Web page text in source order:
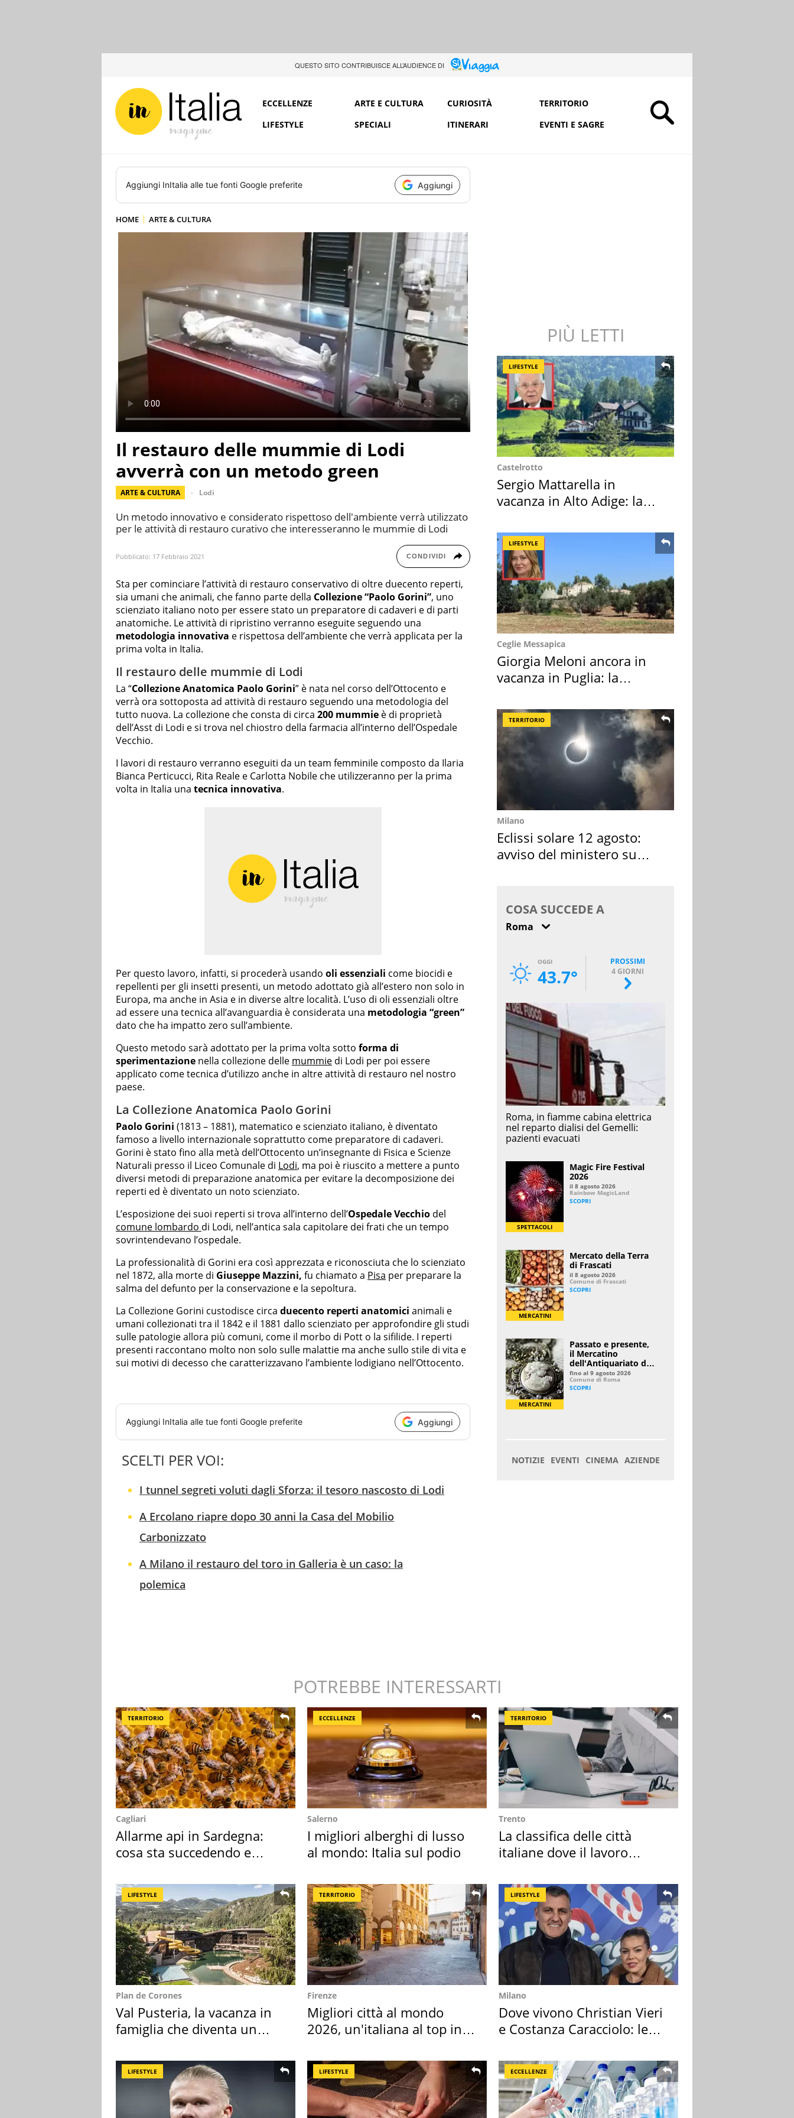
QUESTO SITO CONTRIBUISCE ALL’AUDIENCE DI
ECCELLENZE ARTE E CULTURA CURIOSITÀ
TERRITORIO
LIFESTYLE
SPECIALI ITINERARI EVENTI E SAGRE
Aggiungi InItalia alle tue fonti Google preferite Aggiungi
HOME ARTE & CULTURA
Il restauro delle mummie di Lodi
avverrà con un metodo green
ARTE & CULTURA Lodi
Un metodo innovativo e considerato rispettoso dell'ambiente verrà utilizzato
per le attività di restauro curativo che interesseranno le mummie di Lodi
Pubblicato: 17 Febbraio 2021 CONDIVIDI
Sta per cominciare l’attività di restauro conservativo di oltre duecento reperti,
sia umani che animali, che fanno parte della Collezione “Paolo Gorini”, uno
scienziato italiano noto per essere stato un preparatore di cadaveri e di parti
anatomiche. Le attività di ripristino verranno eseguite seguendo una
metodologia innovativa e rispettosa dell’ambiente che verrà applicata per la
prima volta in Italia.
Il restauro delle mummie di Lodi
La “Collezione Anatomica Paolo Gorini” è nata nel corso dell’Ottocento e
verrà ora sottoposta ad attività di restauro seguendo una metodologia del
tutto nuova. La collezione che consta di circa 200 mummie è di proprietà
dell’Asst di Lodi e si trova nel chiostro della farmacia all’interno dell’Ospedale
Vecchio.
I lavori di restauro verranno eseguiti da un team femminile composto da Ilaria
Bianca Perticucci, Rita Reale e Carlotta Nobile che utilizzeranno per la prima
volta in Italia una tecnica innovativa.
Per questo lavoro, infatti, si procederà usando oli essenziali come biocidi e
repellenti per gli insetti presenti, un metodo adottato già all’estero non solo in
Europa, ma anche in Asia e in diverse altre località. L’uso di oli essenziali oltre
ad essere una tecnica all’avanguardia è considerata una metodologia “green”
dato che ha impatto zero sull’ambiente.
Questo metodo sarà adottato per la prima volta sotto forma di
sperimentazione nella collezione delle mummie di Lodi per poi essere
applicato come tecnica d’utilizzo anche in altre attività di restauro nel nostro
paese.
La Collezione Anatomica Paolo Gorini
Paolo Gorini (1813 – 1881), matematico e scienziato italiano, è diventato
famoso a livello internazionale soprattutto come preparatore di cadaveri.
Gorini è stato fino alla metà dell’Ottocento un’insegnante di Fisica e Scienze
Naturali presso il Liceo Comunale di Lodi, ma poi è riuscito a mettere a punto
diversi metodi di preparazione anatomica per evitare la decomposizione dei
reperti ed è diventato un noto scienziato.
L’esposizione dei suoi reperti si trova all’interno dell’Ospedale Vecchio del
comune lombardo di Lodi, nell’antica sala capitolare dei frati che un tempo
sovrintendevano l’ospedale.
La professionalità di Gorini era così apprezzata e riconosciuta che lo scienziato
nel 1872, alla morte di Giuseppe Mazzini, fu chiamato a Pisa per preparare la
salma del defunto per la conservazione e la sepoltura.
La Collezione Gorini custodisce circa duecento reperti anatomici animali e
umani collezionati tra il 1842 e il 1881 dallo scienziato per approfondire gli studi
sulle patologie allora più comuni, come il morbo di Pott o la sifilide. I reperti
presenti raccontano molto non solo sulle malattie ma anche sullo stile di vita e
sui motivi di decesso che caratterizzavano l’ambiente lodigiano nell’Ottocento.
Aggiungi InItalia alle tue fonti Google preferite Aggiungi
SCELTI PER VOI:
I tunnel segreti voluti dagli Sforza: il tesoro nascosto di Lodi
A Ercolano riapre dopo 30 anni la Casa del Mobilio
Carbonizzato
A Milano il restauro del toro in Galleria è un caso: la
polemica
PIÙ LETTI
LIFESTYLE
Castelrotto
Sergio Mattarella in
vacanza in Alto Adige: la
LIFESTYLE
Ceglie Messapica
Giorgia Meloni ancora in
vacanza in Puglia: la
TERRITORIO
Milano
Eclissi solare 12 agosto:
avviso del ministero su
POTREBBE INTERESSARTI
TERRITORIO
Cagliari
Allarme api in Sardegna:
cosa sta succedendo e
ECCELLENZE
Salerno
I migliori alberghi di lusso
al mondo: Italia sul podio
TERRITORIO
Trento
La classifica delle città
italiane dove il lavoro
LIFESTYLE
Plan de Corones
Val Pusteria, la vacanza in
famiglia che diventa un
TERRITORIO
Firenze
Migliori città al mondo
2026, un'italiana al top in
LIFESTYLE
Milano
Dove vivono Christian Vieri
e Costanza Caracciolo: le
LIFESTYLE LIFESTYLE ECCELLENZE